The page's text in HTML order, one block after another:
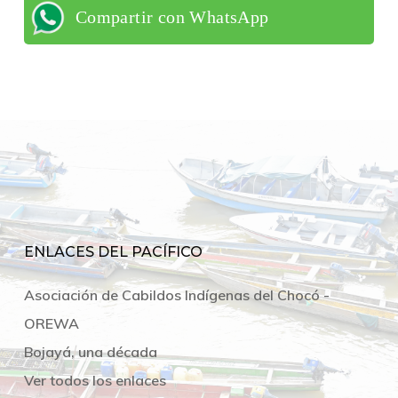
Compartir con WhatsApp
ENLACES DEL PACÍFICO
Asociación de Cabildos Indígenas del Chocó -
OREWA
Bojayá, una década
Ver todos los enlaces